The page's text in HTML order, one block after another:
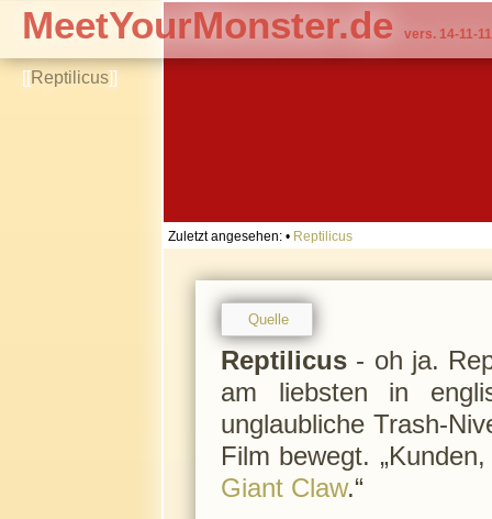
[[Reptilicus]]
MeetYourMonster.de vers. 14-11-11
Zuletzt angesehen: • Reptilicus
Quelle
Reptilicus- oh ja.
am liebsten in
unglaubliche Trash-
Film bewegt.
Giant Claw.“